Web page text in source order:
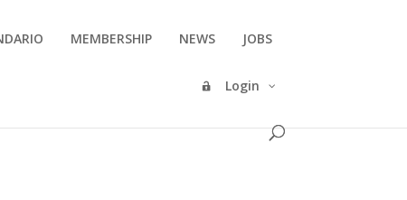
MEMBERSHIP NEWS JOBS
Login